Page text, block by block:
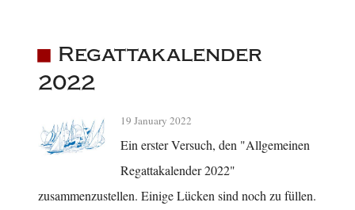
Regattakalender
2022
19 January 2022
Ein erster Versuch, den "Allgemeinen
Regattakalender 2022"
zusammenzustellen. Einige Lücken sind noch zu füllen.